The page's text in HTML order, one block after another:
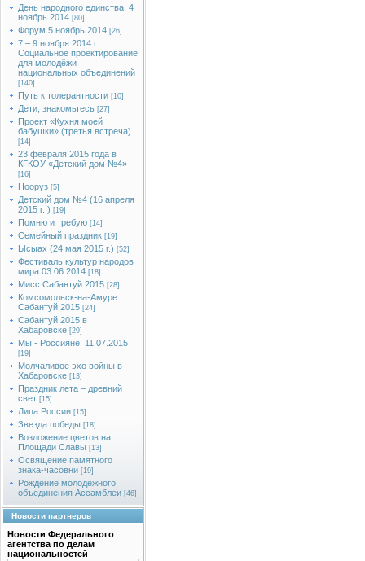
День народного единства, 4
ноябрь 2014 [80]
Форум 5 ноябрь 2014 [26]
7 – 9 ноября 2014 г.
Социальное проектирование
для молодёжи
национальных объединений
[140]
Путь к толерантности [10]
Дети, знакомьтесь [27]
Проект «Кухня моей
бабушки» (третья встреча)
[14]
23 февраля 2015 года в
КГКОУ «Детский дом №4»
[16]
Нооруз [5]
Детский дом №4 (16 апреля
2015 г. ) [19]
Помню и требую [14]
Семейный праздник [19]
Ысыах (24 мая 2015 г.) [52]
Фестиваль культур народов
мира 03.06.2014 [18]
Мисс Сабантуй 2015 [28]
Комсомольск-на-Амуре
Сабантуй 2015 [24]
Сабантуй 2015 в
Хабаровске [29]
Мы - Россияне! 11.07.2015
[19]
Молчаливое эхо войны в
Хабаровске [13]
Праздник лета – древний
свет [15]
Лица России [15]
Звезда победы [18]
Возложение цветов на
Площади Славы [13]
Освящение памятного
знака-часовни [19]
Рождение молодежного
объединения Ассамблеи [46]
Новости партнеров
Новости Федерального
агентства по делам
национальностей